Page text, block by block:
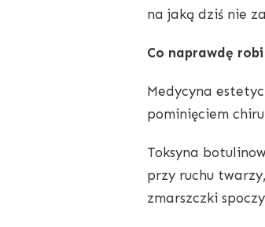
na jaką dziś nie
Co naprawdę
Medycyna
pominięciem
Toksyna
przy ruchu
zmarszczki